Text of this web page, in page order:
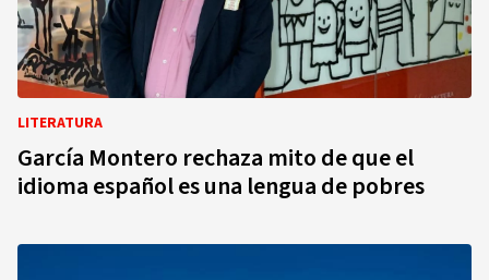
LITERATURA
García Montero rechaza mito de que el
idioma español es una lengua de pobres